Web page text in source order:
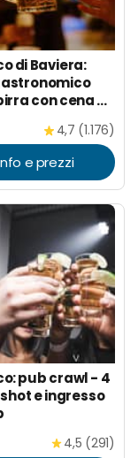
di Baviera:
con cena e
4,7 (1.176)
e prezzi
pub crawl - 4
e ingresso
4,5 (291)